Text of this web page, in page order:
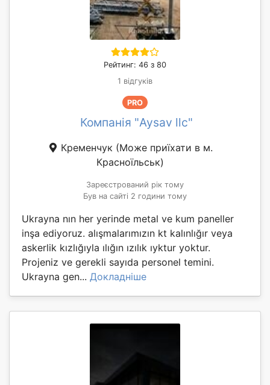
Рейтинг: 46 з 80
1 відгуків
PRO
Компанія "Aysav llc"
Кременчук (Може приїхати в м.
Красноїльськ)
Зареєстрований рік тому
Був на сайті 2 години тому
Ukrayna nın her yerinde metal ve kum paneller
inşa ediyoruz. alışmalarımızın kt kalınlığır veya
askerlik kızlığıyla ılığın ızılık ıyktur yoktur.
Projeniz ve gerekli sayıda personel temini.
Ukrayna gen... Докладніше